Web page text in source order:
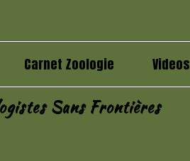
Sans Frontières
Carnet Zoologie Videos